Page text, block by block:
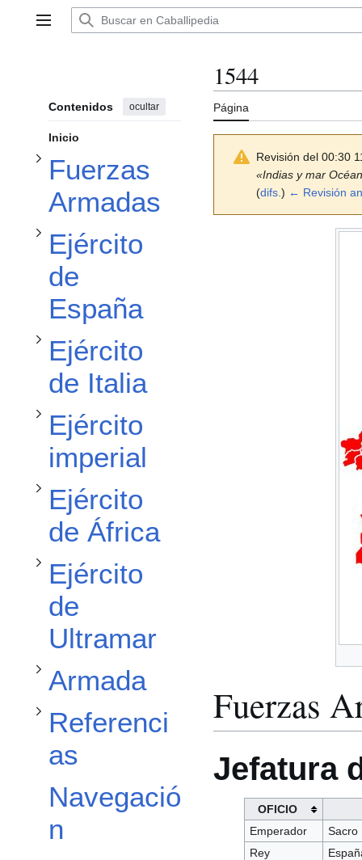
Menú principal
Contenidos ocultar
Inicio
Fuerzas
Armadas
Alternar subsección Fuerzas Armadas
Ejército
de
España
Alternar subsección Ejército de España
Ejército
de Italia
Alternar subsección Ejército de Italia
Ejército
imperial
Alternar subsección Ejército imperial
Ejército
de África
Alternar subsección Ejército de África
Ejército
de
Ultramar
Alternar subsección Ejército de Ultramar
Armada
Alternar subsección Armada
Referenci
as
Alternar subsección Referencias
Navegació
n
1544
Página
Revisión del 00:30
«Indias y mar
(difs. ) ← Revisión
Fuerzas
Jefatura
OFICIO
Emperador
Sacro
Rey